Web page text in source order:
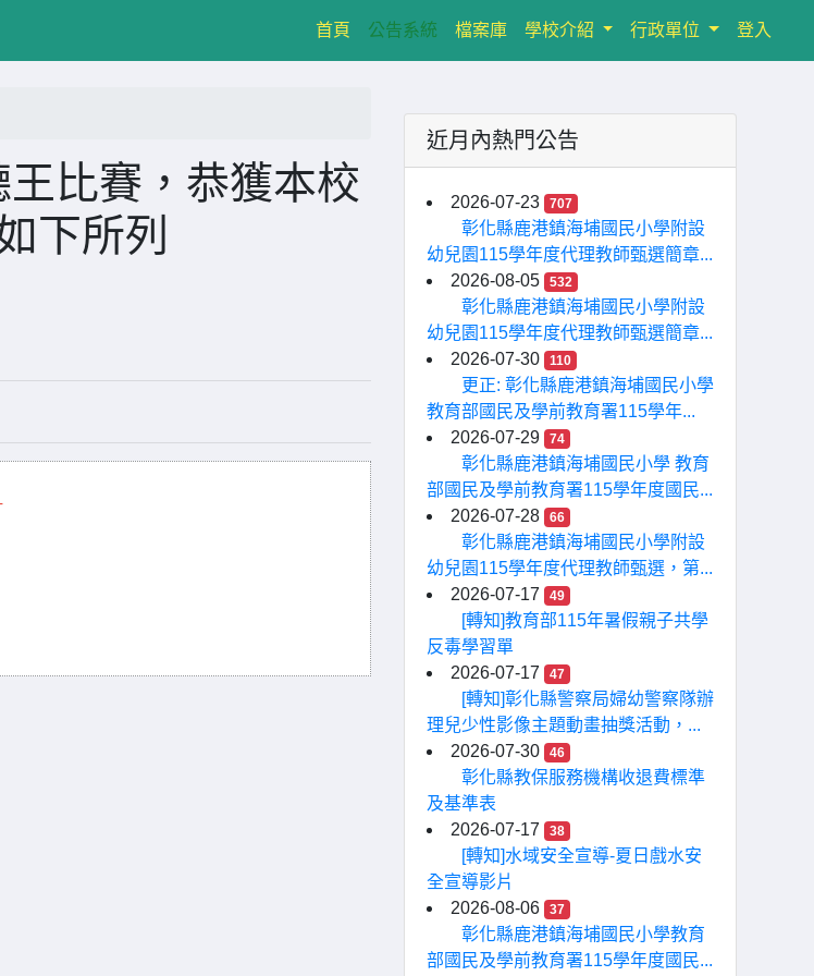
首頁(current)
公告系統 檔案庫 學校介紹 行政單位 登入
比賽，恭獲本校
下所列
近月內熱門公告
2026-07-23 707
彰化縣鹿港鎮海埔國民小學附設
幼兒園115學年度代理教師甄選簡章...
2026-08-05
532
彰化縣鹿港鎮海埔國民小學附設
幼兒園115學年度代理教師甄選簡章...
2026-07-30
110
更正: 彰化縣鹿港鎮海埔國民小學
教育部國民及學前教育署115學年...
2026-07-29
74
彰化縣鹿港鎮海埔國民小學 教育
部國民及學前教育署115學年度國民...
2026-07-28
66
彰化縣鹿港鎮海埔國民小學附設
幼兒園115學年度代理教師甄選，第...
2026-07-17
49
[轉知]教育部115年暑假親子共學
反毒學習單
2026-07-17
47
[轉知]彰化縣警察局婦幼警察隊辦
理兒少性影像主題動畫抽獎活動，...
2026-07-30
46
彰化縣教保服務機構收退費標準
及基準表
2026-07-17
38
[轉知]水域安全宣導-夏日戲水安
全宣導影片
2026-08-06
37
彰化縣鹿港鎮海埔國民小學教育
部國民及學前教育署115學年度國民...